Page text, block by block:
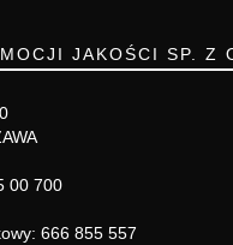
JAKOŚCI SP. Z
00 700
666 855 557